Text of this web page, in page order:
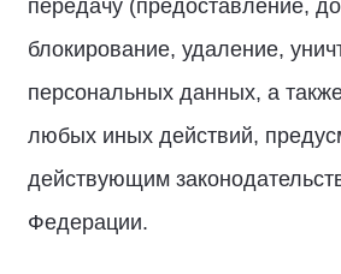
передачу (предоставление,
блокирование, удаление,
персональных данных, а
любых иных действий,
действующим
Федерации.